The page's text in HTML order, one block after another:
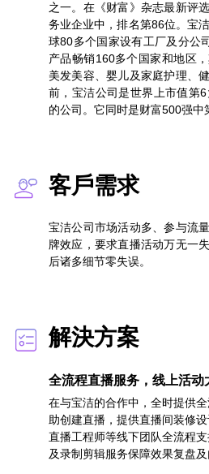
之一。在《财富》杂志最新评
务业企业中，排名第86位。宝
球80多个国家设有工厂及分公
产品畅销160多个国家和地区
美发美容、婴儿及家庭护理、
前，宝洁公司是世界上市值第
的公司。它同时是财富500强中
客戶需求
宝洁公司市场活动多、参与流
牌效应，要求直播活动万无一
后诸多细节零失误。
解決方案
全流程直播服务，线上活动
在与宝洁的合作中，全时提供
助创建直播，提供直播间装修设
直播工程师等线下团队全流程
及录制剪辑服务保障效果复盘及